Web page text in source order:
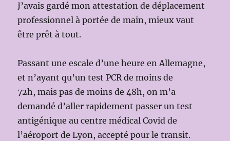
J’avais gardé mon attestation de déplacement
professionnel à portée de main, mieux vaut
être prêt à tout.
Passant une escale d’une heure en Allemagne,
et n’ayant qu’un test PCR de moins de
72h, mais pas de moins de 48h, on m’a
demandé d’aller rapidement passer un test
antigénique au centre médical Covid de
l’aéroport de Lyon, accepté pour le transit.